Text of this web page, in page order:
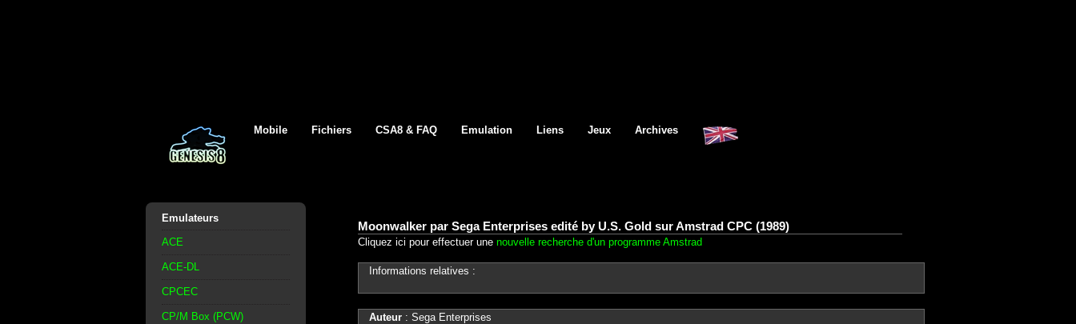
Mobile Fichiers CSA8 & FAQ Emulation Liens Jeux Archives
Emulateurs
ACE
ACE-DL
CPCEC
CP/M Box (PCW)
Moonwalker par Sega Enterprises edité by U.S. Gold sur Amstrad CPC (1989)
Cliquez ici pour effectuer une nouvelle recherche d'un programme Amstrad
Informations relatives :
Auteur: Sega Enterprises